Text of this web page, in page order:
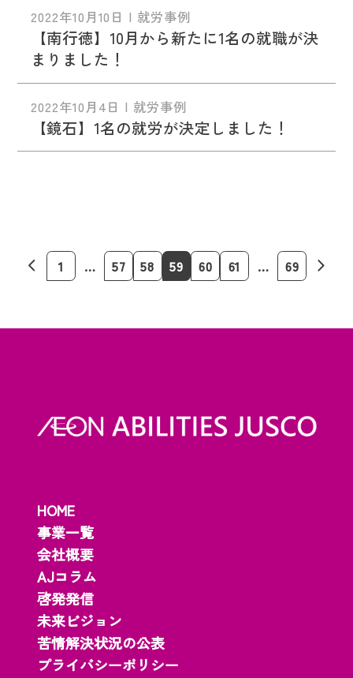
2022年10月10日 | 就労事例
【南行徳】10月から新たに1名の就職が決
まりました！
2022年10月4日 | 就労事例
【鏡石】1名の就労が決定しました！
1 … 57 58 59 60 61 … 69
HOME
事業一覧
会社概要
AJコラム
啓発発信
未来ビジョン
苦情解決状況の公表
プライバシーポリシー